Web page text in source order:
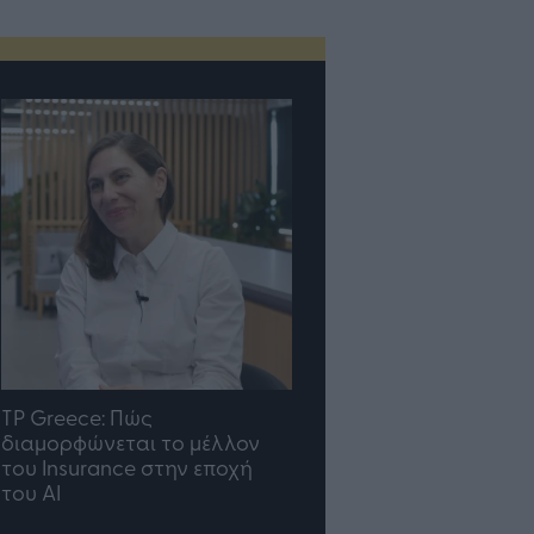
TP Greece: Πώς
διαμορφώνεται το μέλλον
του Insurance στην εποχή
του AI